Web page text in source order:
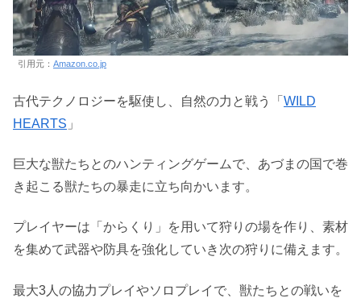
引用元： Amazon.co.jp
古代テクノロジーを駆使し、自然の力と戦う「 WILD
HEARTS 」
巨大な獣たちとのハンティングゲームで、あづまの国で巻
き起こる獣たちの暴走に立ち向かいます。
プレイヤーは「からくり」を用いて狩りの場を作り、素材
を集めて武器や防具を強化していき次の狩りに備えます。
最大3人の協力プレイやソロプレイで、獣たちとの戦いを